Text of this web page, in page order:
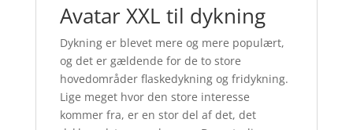
Avatar XXL til dykning
Dykning er blevet mere og mere populært,
og det er gældende for de to store
hovedområder flaskedykning og fridykning.
Lige meget hvor den store interesse
kommer fra, er en stor del af det, det